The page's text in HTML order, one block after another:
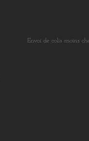
Envoi de colis moins